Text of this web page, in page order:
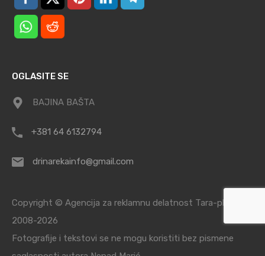
OGLASITE SE
BAJINA BAŠTA
+381 64 6132794
drinarekainfo@gmail.com
Copyright © Agencija za reklamnu delatnost Tara-planina /
2008-2026
Fotografije i tekstovi se ne mogu koristiti bez pismene